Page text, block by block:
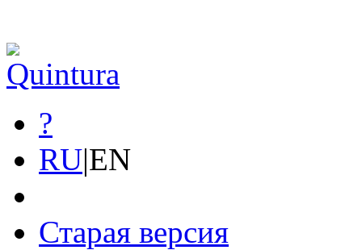
?
RU|EN
Старая версия